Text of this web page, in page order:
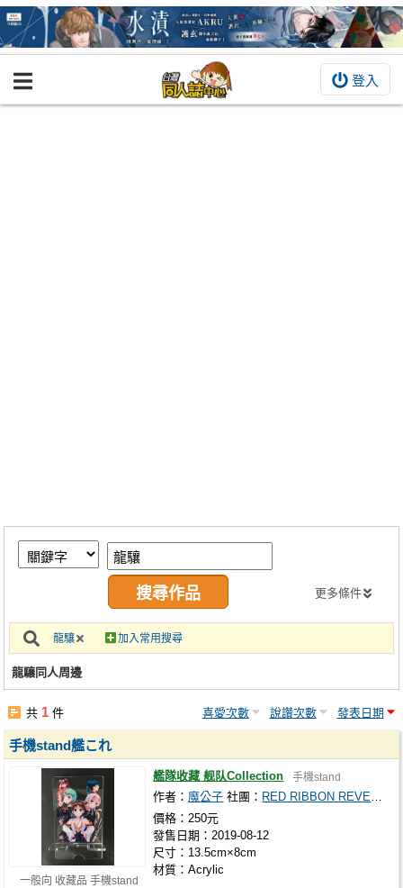
登入
BOOKY書集倉庫
繪圖藝廊
交流中心
攤位轉讓區
會員功能選單
註冊會員
更多條件
龍驤 加入常用搜尋
龍驤同人周邊
共 1 件 喜愛次數 說讚次數 發表日期
一般向 收藏品 手機stand
手機stand艦これ
艦隊收藏 舰队Collection 手機stand
作者： 魔公子 社團： RED RIBBON REVENGER
價格：250元
發售日期：2019-08-12
尺寸：13.5cm×8cm
材質：Acrylic